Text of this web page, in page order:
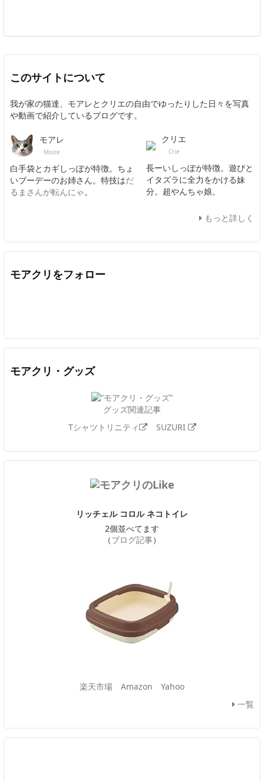
このサイトについて
我が家の猫達、モアレとクリエの自由でゆったりした日々を写真
や動画で紹介しているブログです。
モアレ
Moire
白手袋とカギしっぽが特徴。ちょ
いブーデーのお姉さん。特技はだ
るまさんが転んにゃ。
クリエ
Crie
長ーいしっぽが特徴。遊びと
イタズラに全力をかける妹
分。超やんちゃ娘。
もっと詳しく
モアクリをフォロー
モアクリ・グッズ
グッズ関連記事
Tシャツトリニティ
SUZURI
リッチェル コロル ネコトイレ
2個並べてます
（ブログ記事）
楽天市場 Amazon
Yahoo
一覧